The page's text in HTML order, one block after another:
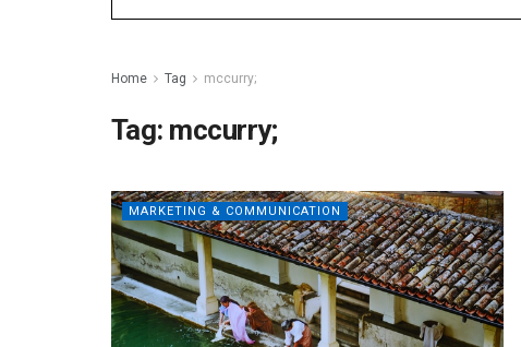
Home Tag mccurry;
Tag: mccurry;
MARKETING & COMMUNICATION